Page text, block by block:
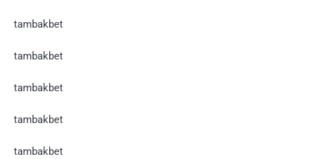
tambakbet
tambakbet
tambakbet
tambakbet
tambakbet